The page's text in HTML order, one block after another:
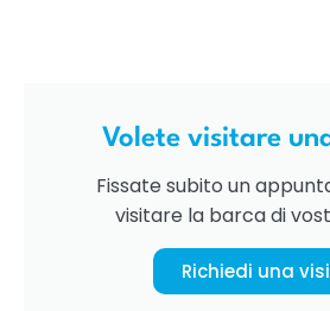
Volete visitare
Fissate subito un
visitare la barca di
Richiedi una